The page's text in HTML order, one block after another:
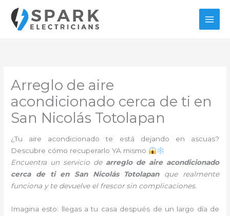
contenido
Arreglo de aire
acondicionado cerca de ti en
San Nicolás Totolapan
¿Tu aire acondicionado te está dejando en ascuas?
Descubre cómo recuperarlo YA mismo
Encuentra un servicio de arreglo de aire acondicionado
cerca de ti en San Nicolás Totolapan que realmente
funciona y te devuelve el frescor sin complicaciones.
Imagina esto: llegas a tu casa después de un largo día de